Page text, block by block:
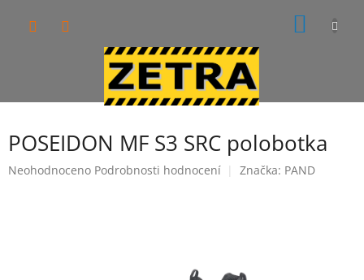
POSEIDON MF S3 SRC polobotka
Průměrné
Neohodnoceno Podrobnosti hodnocení Značka: PAND